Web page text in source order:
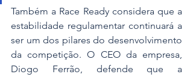
Também a Race Ready considera que a
estabilidade regulamentar continuará a
ser um dos pilares do desenvolvimento
da competição. O CEO da empresa,
Diogo Ferrão, defende que a